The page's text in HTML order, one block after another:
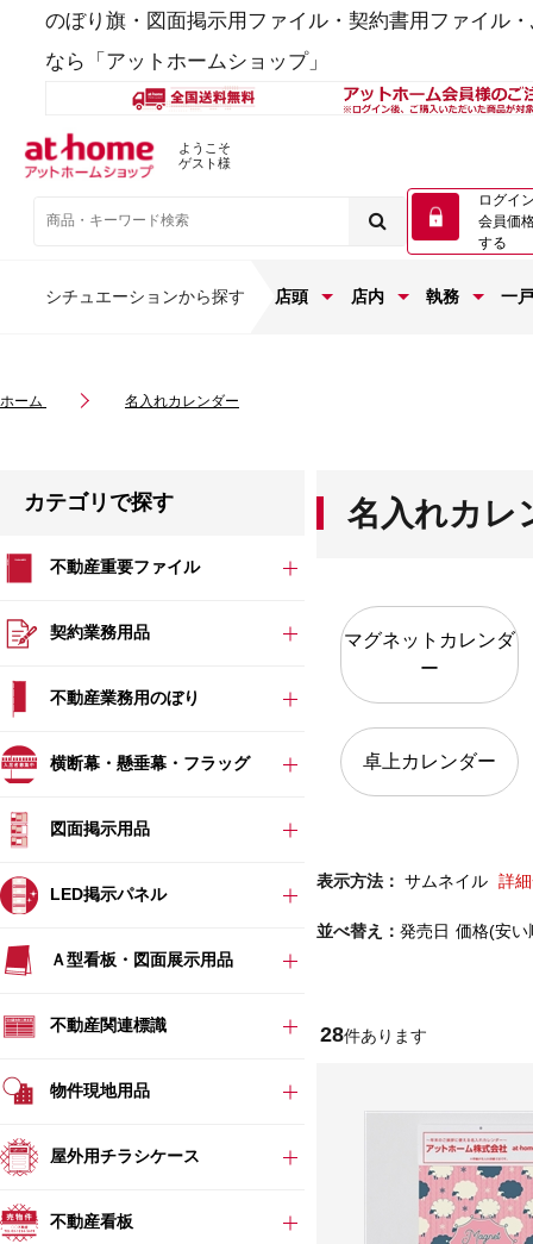
のぼり旗・図面掲示用ファイル・契約書用ファイル
なら「アットホームショップ」
ようこそ
ゲスト様
ログイ
会員価
する
シチュエーションから探す 店頭 店内 執務 一
ホーム 名入れカレンダー
カテゴリで探す
不動産重要ファイル
契約業務用品
不動産業務用のぼり
横断幕・懸垂幕・フラッグ
図面掲示用品
LED掲示パネル
Ａ型看板・図面展示用品
不動産関連標識
物件現地用品
屋外用チラシケース
不動産看板
名入れカレ
マグネットカレンダ
ー
卓上カレンダー
表示方法： サムネイル 詳
並べ替え： 発売日 価格(安い
28件あります